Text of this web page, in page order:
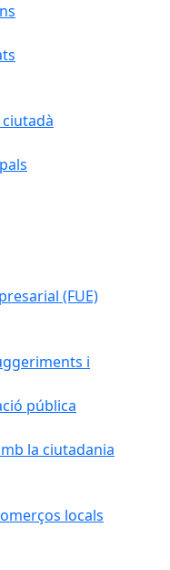
(FUE)
i
pública
la ciutadania
locals